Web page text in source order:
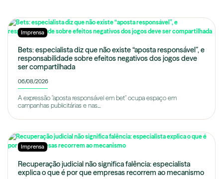
Imprensa
Bets: especialista diz que não existe “aposta responsável”, e
responsabilidade sobre efeitos negativos dos jogos deve
ser compartilhada
06/08/2026
A expressão "aposta responsável em bet" ocupa espaço em
campanhas publicitárias e nas...
Imprensa
Recuperação judicial não significa falência: especialista
explica o que é por que empresas recorrem ao mecanismo